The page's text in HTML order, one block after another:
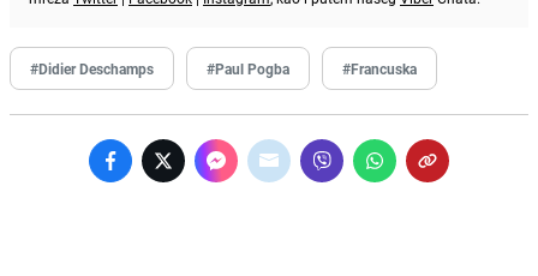
#Didier Deschamps #Paul Pogba #Francuska